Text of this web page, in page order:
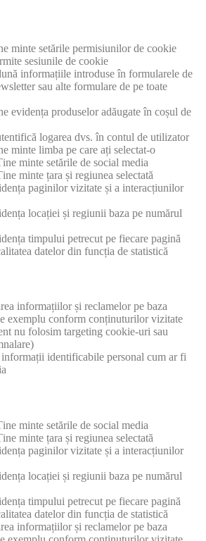
minte setările permisiunilor de cookie
sesiunile de cookie
informațiile introduse în formularele de
sau alte formulare de pe toate
evidența produselor adăugate în coșul de
logarea dvs. în contul de utilizator
minte limba pe care ați selectat-o
minte setările de social media
minte țara și regiunea selectată
paginilor vizitate și a interacțiunilor
locației și regiunii baza pe numărul
timpului petrecut pe fiecare pagină
datelor din funcția de statistică
informațiilor și reclamelor pe baza
exemplu conform conținuturilor vizitate
nu folosim targeting cookie-uri sau
identificabile personal cum ar fi
minte setările de social media
minte țara și regiunea selectată
paginilor vizitate și a interacțiunilor
locației și regiunii baza pe numărul
timpului petrecut pe fiecare pagină
datelor din funcția de statistică
informațiilor și reclamelor pe baza